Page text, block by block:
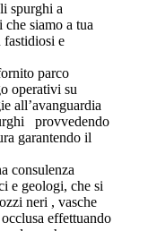
spurghi a
siamo a tua
fastidiosi e
parco
operativi su
all’avanguardia
provvedendo
garantendo il
consulenza
e geologi, che si
neri , vasche
effettuando